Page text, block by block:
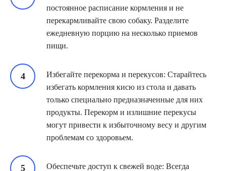
постоянное расписание кормления и не
перекармливайте свою собаку. Разделите
ежедневную порцию на несколько приемов
пищи.
Избегайте перекорма и перекусов: Старайтесь
избегать кормления кисю из стола и давать
только специально предназначенные для них
продукты. Перекорм и излишние перекусы
могут привести к избыточному весу и другим
проблемам со здоровьем.
Обеспечьте доступ к свежей воде: Всегда